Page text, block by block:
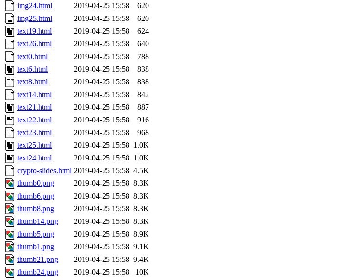
img24.html
2019-04-25 15:58
620
img25.html
2019-04-25 15:58
620
text19.html
2019-04-25 15:58
624
text26.html
2019-04-25 15:58
640
text0.html
2019-04-25 15:58
788
text6.html
2019-04-25 15:58
838
text8.html
2019-04-25 15:58
838
text14.html
2019-04-25 15:58
842
text21.html
2019-04-25 15:58
887
text22.html
2019-04-25 15:58
916
text23.html
2019-04-25 15:58
968
text25.html
2019-04-25 15:58 1.0K
text24.html
2019-04-25 15:58 1.0K
crypto-slides.html 2019-04-25 15:58 4.5K
thumb0.png
2019-04-25 15:58 8.3K
thumb6.png
2019-04-25 15:58 8.3K
thumb8.png
2019-04-25 15:58 8.3K
thumb14.png
2019-04-25 15:58 8.3K
thumb5.png
2019-04-25 15:58 8.9K
thumb1.png
2019-04-25 15:58 9.1K
thumb21.png
2019-04-25 15:58 9.4K
thumb24.png
2019-04-25 15:58
10K